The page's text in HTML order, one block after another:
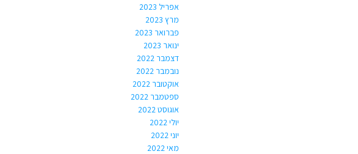
אפריל 2023
מרץ 2023
פברואר 2023
ינואר 2023
דצמבר 2022
נובמבר 2022
אוקטובר 2022
ספטמבר 2022
אוגוסט 2022
יולי 2022
יוני 2022
מאי 2022